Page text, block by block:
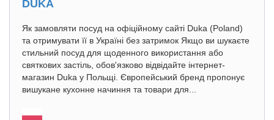
DUKA
Як замовляти посуд на офіційному сайті Duka (Poland)
та отримувати її в Україні без затримок Якщо ви шукаєте
стильний посуд для щоденного використання або
святкових застіль, обов'язково відвідайте інтернет-
магазин Duka у Польщі. Європейський бренд пропонує
вишукане кухонне начиння та товари для...